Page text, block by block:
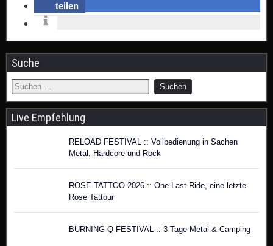
teilen
Suche
Live Empfehlung
RELOAD FESTIVAL :: Vollbedienung in Sachen
Metal, Hardcore und Rock
ROSE TATTOO 2026 :: One Last Ride, eine letzte
Rose Tattour
BURNING Q FESTIVAL :: 3 Tage Metal & Camping